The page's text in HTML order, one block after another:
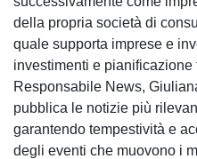
della propria società di
quale supporta imprese e
investimenti e
Responsabile News,
pubblica le notizie più
garantendo tempestività e
degli eventi che muovono i